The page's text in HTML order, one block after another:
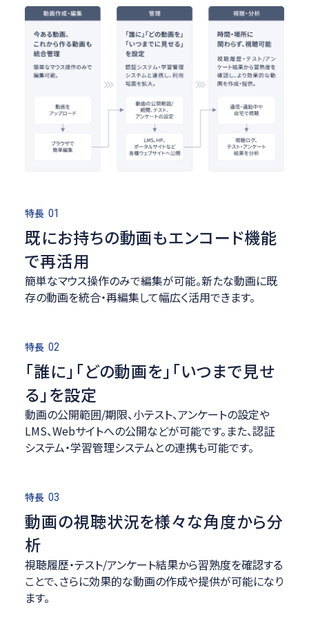
特長 01
既にお持ちの動画もエンコード機能
で再活用
簡単なマウス操作のみで編集が可能。新たな動画に既
存の動画を統合・再編集して幅広く活用できます。
特長 02
「誰に」「どの動画を」「いつまで見せ
る」を設定
動画の公開範囲/期限、小テスト、アンケートの設定や
LMS、Webサイトへの公開などが可能です。また、認証
システム・学習管理システムとの連携も可能です。
特長 03
動画の視聴状況を様々な角度から分
析
視聴履歴・テスト/アンケート結果から習熟度を確認する
ことで、さらに効果的な動画の作成や提供が可能になり
ます。